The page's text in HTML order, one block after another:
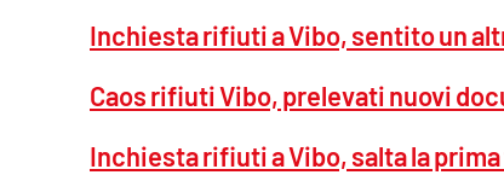
Cookie policy
Inchiesta rifiuti a Vibo, sentito un
Caos rifiuti Vibo, prelevati nuovi
Inchiesta rifiuti a Vibo, salta la